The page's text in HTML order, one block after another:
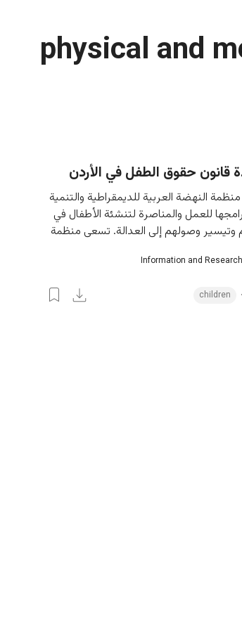
physical and
قانون حقوق الطفل في الأردن
النهضة العربية للديمقراطية والتنمية
للعمل والمناصرة لتنشئة الأطفال في
وصولهم إلى العدالة. تسعى منظمة
Information and
children